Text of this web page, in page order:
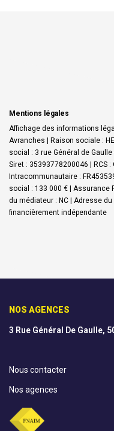
Mentions légales
Affichage des informations
Avranches | Raison sociale :
social : 3 rue Général de
Siret : 35393778200046 | RCS :
Intracommunautaire :
social : 133 000 € | Assurance
du médiateur : NC | Adresse du
financièrement indépendante
NOS AGENCES
3 Rue Général De Gaulle,
Nous contacter
Nos agences